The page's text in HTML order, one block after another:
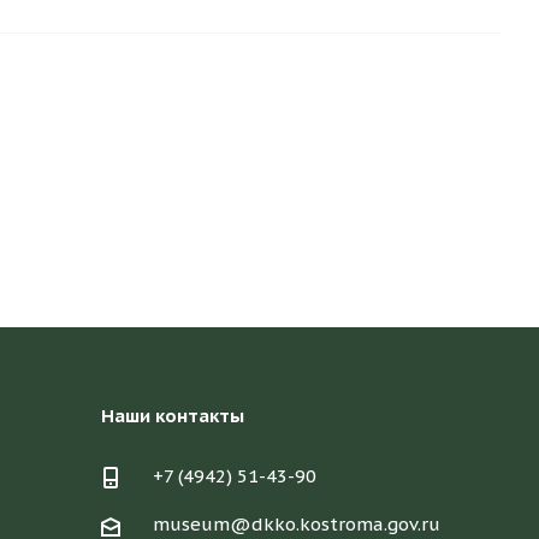
Наши контакты
+7 (4942) 51-43-90
museum@dkko.kostroma.gov.ru